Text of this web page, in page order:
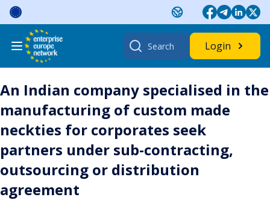
Skip
content
Search
for:
Login
An Indian company specialised in the
manufacturing of custom made
neckties for corporates seek
partners under sub-contracting,
outsourcing or distribution
agreement